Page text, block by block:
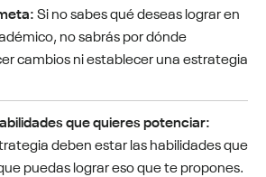
Si no sabes qué deseas lograr en
no sabrás por dónde
cambios ni establecer una estrategia
que quieres potenciar:
deben estar las habilidades que
puedas lograr eso que te propones.